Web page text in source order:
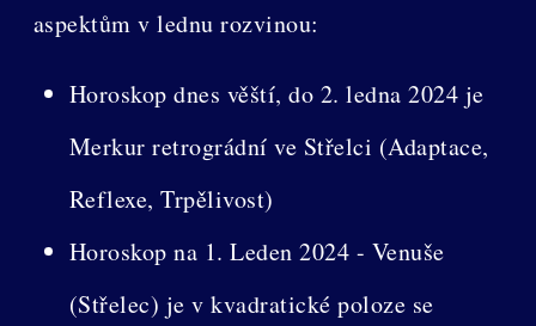
aspektům v lednu rozvinou:
Horoskop dnes věští, do 2. ledna 2024 je
Merkur retrográdní ve Střelci (Adaptace,
Reflexe, Trpělivost)
Horoskop na 1. Leden 2024 - Venuše
(Střelec) je v kvadratické poloze se